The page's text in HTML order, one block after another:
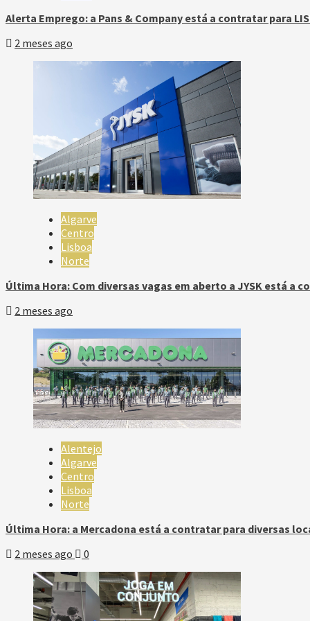
Alerta Emprego: a Pans & Company está a contratar para
2 meses ago
Algarve
Centro
Lisboa
Norte
Última Hora: Com diversas vagas em aberto a JYSK está a
2 meses ago
Alentejo
Algarve
Centro
Lisboa
Norte
Última Hora: a Mercadona está a contratar para diversas
2 meses ago
0